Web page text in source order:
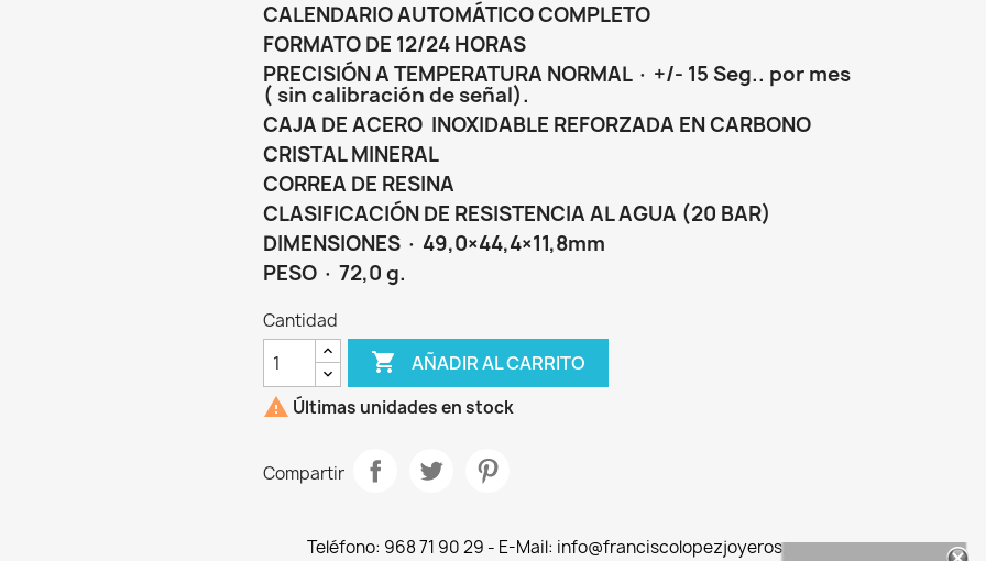
CALENDARIO AUTOMÁTICO COMPLETO
FORMATO DE 12/24 HORAS
PRECISIÓN A TEMPERATURA NORMAL · +/- 15 Seg.. por mes
( sin calibración de señal).
CAJA DE ACERO INOXIDABLE REFORZADA EN CARBONO
CRISTAL MINERAL
CORREA DE RESINA
CLASIFICACIÓN DE RESISTENCIA AL AGUA (20 BAR)
DIMENSIONES · 49,0×44,4×11,8mm
PESO · 72,0 g.
Cantidad
 AÑADIR AL CARRITO
 Últimas unidades en stock
Compartir
Teléfono: 968 71 90 29 - E-Mail: info@franciscolopezjoyeros.com